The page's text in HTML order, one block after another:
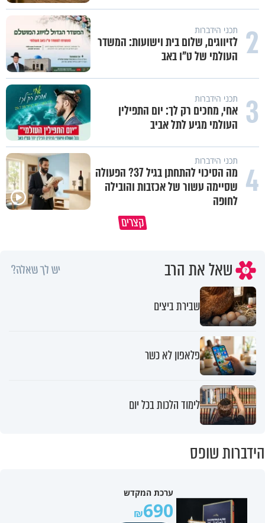
2 תכני הידברות
לזיווגים, שלום בית וישועות: המשדר
העולמי של ט"ו באב
3 תכני הידברות
אחי, מחכים רק לך: יום התפילין
העולמי מגיע לתל אביב
4 תכני הידברות
מה הסיכוי להתחתן בגיל 37? הפעולה
שסיימה עשור של אכזבות והובילה
לחופה
קצרים
כרמל יוגב על כריתת היד כשהייתה
האמונה האמיתית בבורא עולם
שאל את הרב יש לך שאלה?
שבירת ביצים
פלאפון לא כשר
לימוד הלכות בכל יום
הידברות שופס
ערכת המקדש
690